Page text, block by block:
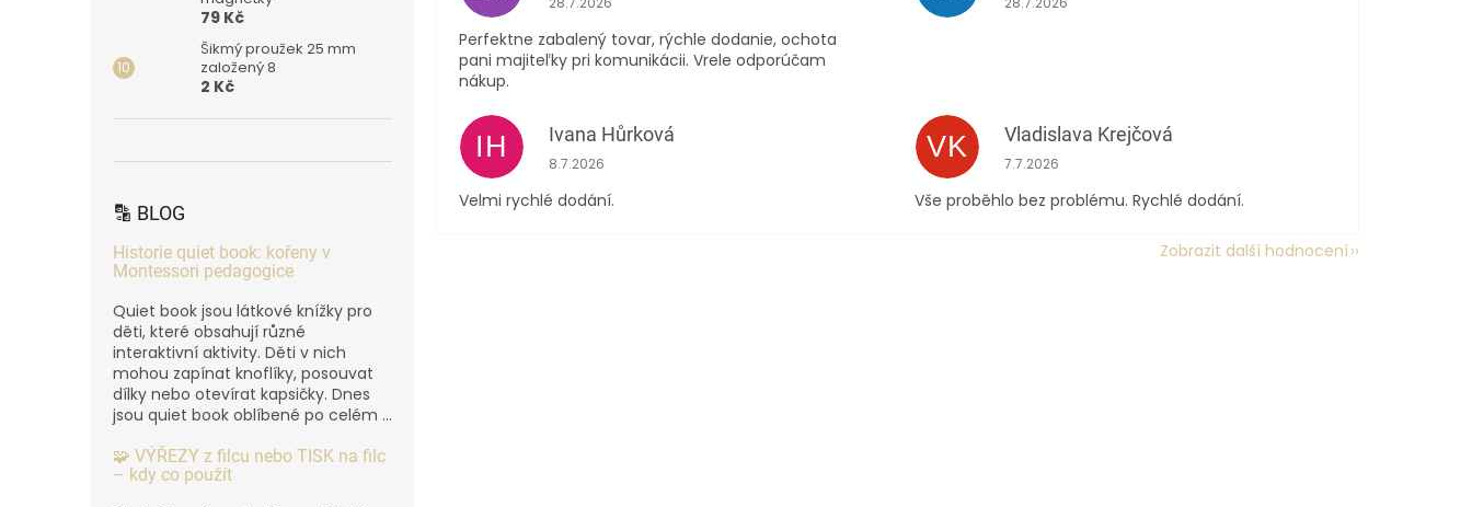
79 Kč
Šikmý proužek 25 mm
založený 8
2 Kč
🔡 BLOG
Historie quiet book: kořeny v
Montessori pedagogice
Quiet book jsou látkové knížky pro
děti, které obsahují různé
interaktivní aktivity. Děti v nich
mohou zapínat knoflíky, posouvat
dílky nebo otevírat kapsičky. Dnes
jsou quiet book oblíbené po celém ...
🧩 VÝŘEZY z filcu nebo TISK na filc
– kdy co použít
Perfektne zabalený tovar, rýchle dodanie, ochota
pani majiteľky pri komunikácii. Vrele odporúčam
nákup.
IH Ivana Hůrková
Hodnocení obchodu je 5 z 5 hvězdiček.
8.7.2026
Velmi rychlé dodání.
VK Vladislava Krejčová
Hodnocení obchodu je 5 z 5 hvězdiček.
7.7.2026
Vše proběhlo bez problému. Rychlé dodání.
Zobrazit další hodnocení